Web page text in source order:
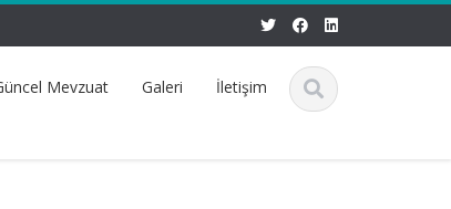
Mevzuat Galeri İletişim